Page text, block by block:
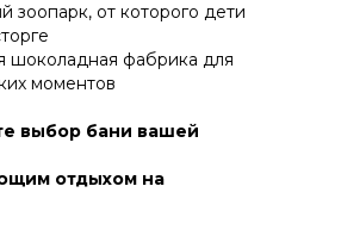
зоопарк, от которого дети
шоколадная фабрика для
моментов
выбор бани вашей
отдыхом на